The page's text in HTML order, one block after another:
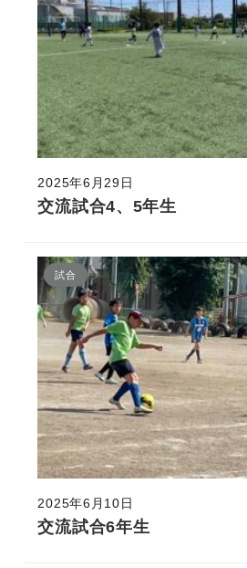
2025年6月29日
交流試合4、5年生
試合
2025年6月10日
交流試合6年生